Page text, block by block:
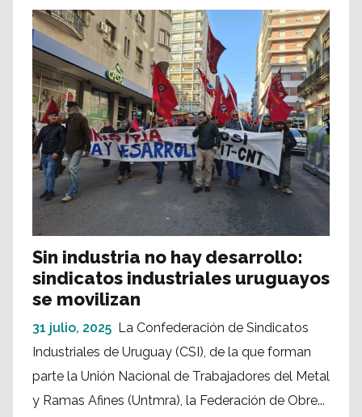
Sin industria no hay desarrollo:
sindicatos industriales uruguayos
se movilizan
31 julio, 2025 La Confederación de Sindicatos
Industriales de Uruguay (CSI), de la que forman
parte la Unión Nacional de Trabajadores del Metal
y Ramas Afines (Untmra), la Federación de Obre...